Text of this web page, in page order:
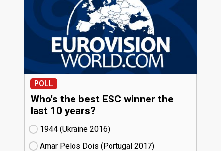
POLL
Who's the best ESC winner the
last 10 years?
1944 (Ukraine
16)
Amar Pelos Dois (Portugal
17)